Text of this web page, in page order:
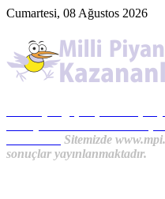
Cumartesi, 08 Ağustos 2026
Sitemizde
sonuçlar yayınlanmaktadır.